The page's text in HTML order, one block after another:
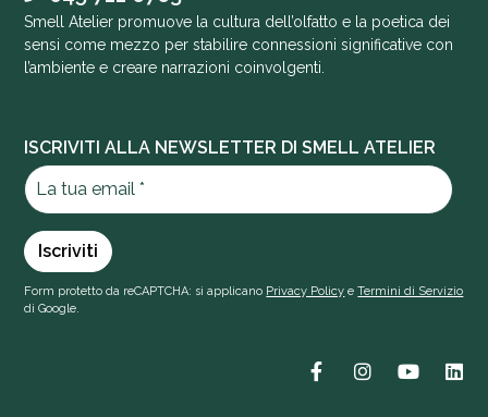
Smell Atelier promuove la cultura dell’olfatto e la poetica dei
sensi come mezzo per stabilire connessioni significative con
l’ambiente e creare narrazioni coinvolgenti.
ISCRIVITI ALLA NEWSLETTER DI SMELL ATELIER
Form protetto da reCAPTCHA: si applicano Privacy Policy eTermini di Servizio
di Google.